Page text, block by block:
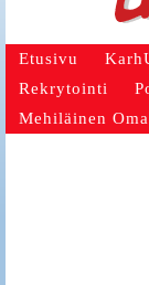
Etusivu
Rekrytointi
Mehiläinen